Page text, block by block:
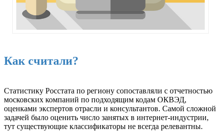
Как считали?
Статистику Росстата по региону сопоставляли с отчетностью
московских компаний по подходящим кодам ОКВЭД,
оценками экспертов отрасли и консультантов. Самой сложной
задачей было оценить число занятых в интернет-индустрии,
тут существующие классификаторы не всегда релевантны.